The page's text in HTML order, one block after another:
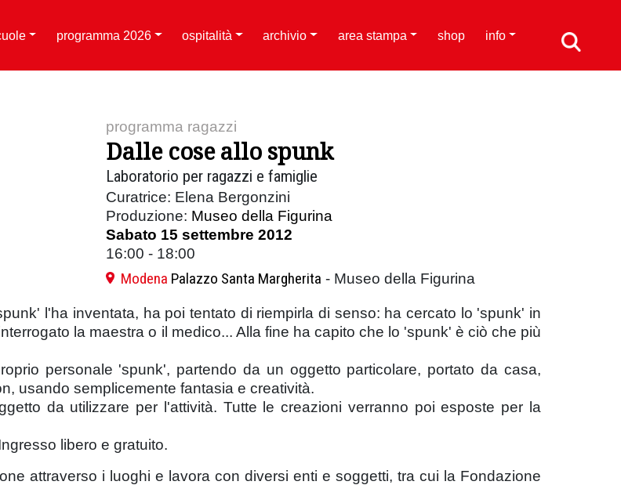
programma 2026 ospitalità archivio area stampa shop info
programma ragazzi
Dalle cose allo spunk
Laboratorio per ragazzi e famiglie
Curatrice: Elena Bergonzini
Produzione: Museo della Figurina
Sabato 15 settembre 2012
16:00 - 18:00
Modena Palazzo Santa Margherita - Museo della Figurina
l'ha inventata, ha poi tentato di riempirla di senso: ha cercato lo 'spunk' in
la maestra o il medico... Alla fine ha capito che lo 'spunk' è ciò che più
personale 'spunk', partendo da un oggetto particolare, portato da casa,
usando semplicemente fantasia e creatività.
da utilizzare per l'attività. Tutte le creazioni verranno poi esposte per la
libero e gratuito.
attraverso i luoghi e lavora con diversi enti e soggetti, tra cui la Fondazione